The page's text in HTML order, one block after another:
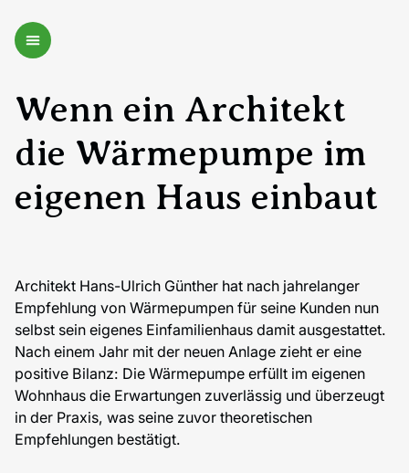
Wenn ein Architekt
die Wärmepumpe im
eigenen Haus einbaut
Architekt Hans-Ulrich Günther hat nach jahrelanger
Empfehlung von Wärmepumpen für seine Kunden nun
selbst sein eigenes Einfamilienhaus damit ausgestattet.
Nach einem Jahr mit der neuen Anlage zieht er eine
positive Bilanz: Die Wärmepumpe erfüllt im eigenen
Wohnhaus die Erwartungen zuverlässig und überzeugt
in der Praxis, was seine zuvor theoretischen
Empfehlungen bestätigt.